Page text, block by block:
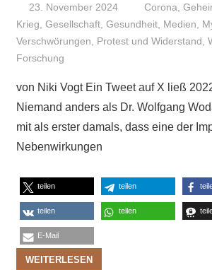
23. November 2024 Niki Vogt
Corona ,
Krieg Gesellschaft, Gesundheit, Medien
Verschwörungen
Protest und Widerstand
Forschung
von Niki Vogt Ein Tweet auf X ließ
Niemand anders als Dr. Wolfgang
mit als erster damals, dass eine der
Nebenwirkungen
teilen teilen
teilen teilen
E-Mail
WEITERLESEN